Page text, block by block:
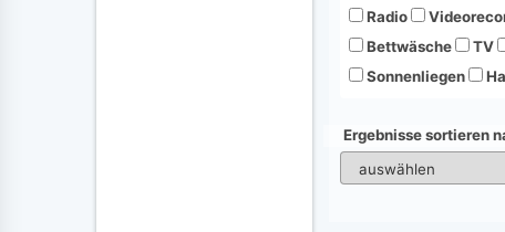
Radio
Bettwäsche
TV
Sonnenliegen
Ergebnisse sortieren